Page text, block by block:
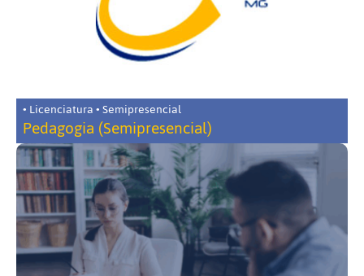
• Licenciatura • Semipresencial
Pedagogia (Semipresencial)